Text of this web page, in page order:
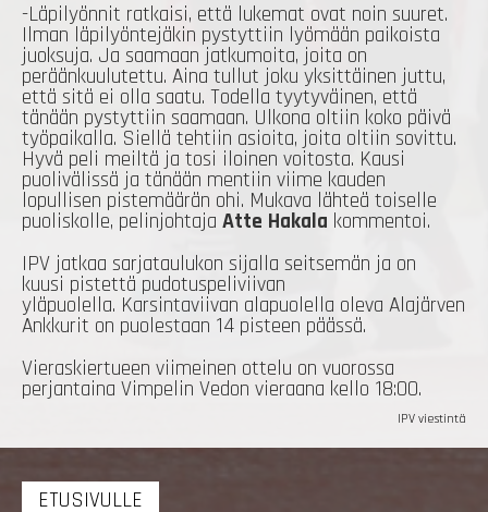
-Läpilyönnit ratkaisi, että lukemat ovat noin suuret.
Ilman läpilyöntejäkin pystyttiin lyömään paikoista
juoksuja. Ja saamaan jatkumoita, joita on
peräänkuulutettu. Aina tullut joku yksittäinen juttu,
että sitä ei olla saatu. Todella tyytyväinen, että
tänään pystyttiin saamaan. Ulkona oltiin koko päivä
työpaikalla. Siellä tehtiin asioita, joita oltiin sovittu.
Hyvä peli meiltä ja tosi iloinen voitosta. Kausi
puolivälissä ja tänään mentiin viime kauden
lopullisen pistemäärän ohi. Mukava lähteä toiselle
puoliskolle, pelinjohtaja Atte Hakala kommentoi.
IPV jatkaa sarjataulukon sijalla seitsemän ja on
kuusi pistettä pudotuspeliviivan
yläpuolella. Karsintaviivan alapuolella oleva Alajärven
Ankkurit on puolestaan 14 pisteen päässä.
Vieraskiertueen viimeinen ottelu on vuorossa
perjantaina Vimpelin Vedon vieraana kello 18:00.
IPV viestintä
ETUSIVULLE